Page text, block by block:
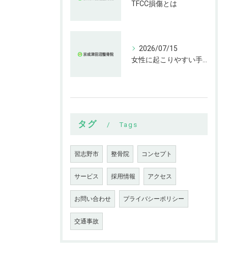
TFCC損傷とは
2026/07/15
タグ Tags
習志野市 整骨院 コンセプト
サービス 採用情報 アクセス
お問い合わせ プライバシーポリシー
交通事故